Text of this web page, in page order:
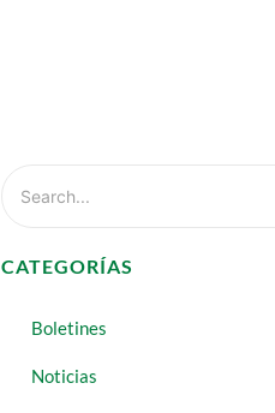
CATEGORÍAS
Boletines
Noticias